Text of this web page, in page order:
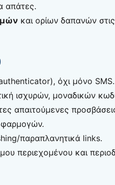
απάτες.
και ορίων δαπανών στις
όχι μόνο SMS.
ισχυρών, μοναδικών
απαιτούμενες
παραπλανητικά links.
περιεχομένου και